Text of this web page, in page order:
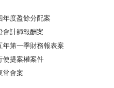
年度盈餘分配案
會計師報酬案
年第一季財務報表案
使提案權案件
常會案